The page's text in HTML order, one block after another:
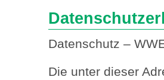
Datenschutz –
Die unter dieser